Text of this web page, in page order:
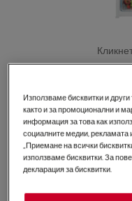
NSF5O121ES
Хладилник
0 (0)
Използваме бисквитки и
както и за промоционални и
информация за това как
социалните медии, рекламата
„Приемане на всички
използваме бисквитки. За
декларация за бисквитки.